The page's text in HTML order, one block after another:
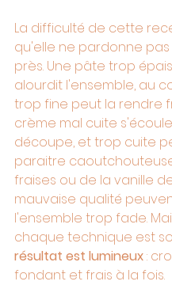
La difficulté de cette
qu'elle ne pardonne
près. Une pâte trop
alourdit l'ensemble, au
trop fine peut la rendre
crème mal cuite
découpe, et trop cuite
paraitre
fraises ou de la vanille
mauvaise qualité
l'ensemble trop fade.
chaque technique est
résultat est lumineux :
fondant et frais à la fois.